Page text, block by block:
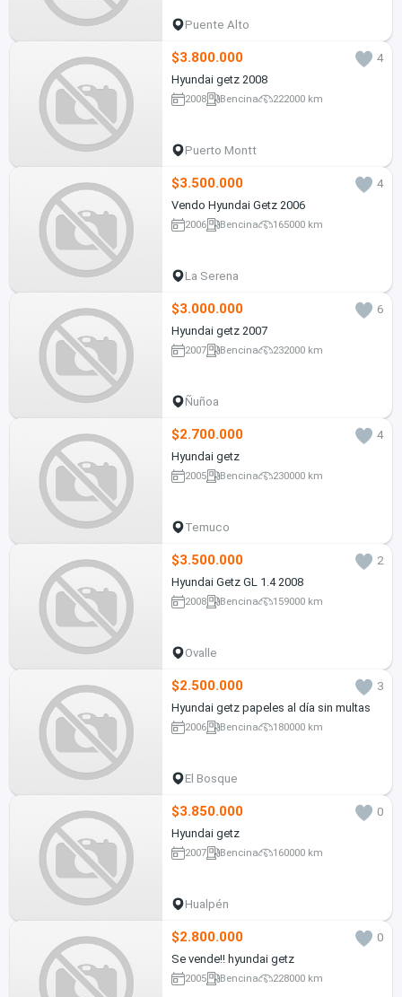
Puente Alto
$3.800.000
4
Hyundai getz 2008
2008 Bencina 222000 km
Puerto Montt
$3.500.000
4
Vendo Hyundai Getz 2006
2006 Bencina 165000 km
La Serena
$3.000.000
6
Hyundai getz 2007
2007 Bencina 232000 km
Ñuñoa
$2.700.000
4
Hyundai getz
2005 Bencina 230000 km
Temuco
$3.500.000
2
Hyundai Getz GL 1.4 2008
2008 Bencina 159000 km
Ovalle
$2.500.000
3
Hyundai getz papeles al día sin multas
2006 Bencina 180000 km
El Bosque
$3.850.000
0
Hyundai getz
2007 Bencina 160000 km
Hualpén
$2.800.000
0
Se vende!! hyundai getz
2005 Bencina 228000 km